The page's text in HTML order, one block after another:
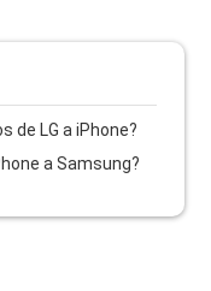
de LG a iPhone?
a Samsung?